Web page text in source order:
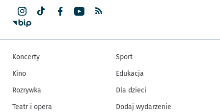
Koncerty
Kino
Rozrywka
Teatr i opera
Sport
Edukacja
Dla dzieci
Dodaj wydarzenie